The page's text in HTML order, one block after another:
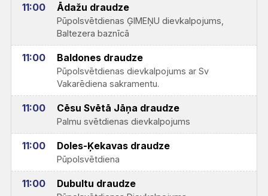
11:00 Ādažu draudze
Pūpolsvētdienas ĢIMEŅU dievkalpojums,
Baltezera baznīcā
11:00 Baldones draudze
Pūpolsvētdienas dievkalpojums ar Sv
Vakarēdiena sakramentu.
11:00 Cēsu Svētā Jāņa draudze
Palmu svētdienas dievkalpojums
11:00 Doles-Ķekavas draudze
Pūpolsvētdiena
11:00 Dubultu draudze